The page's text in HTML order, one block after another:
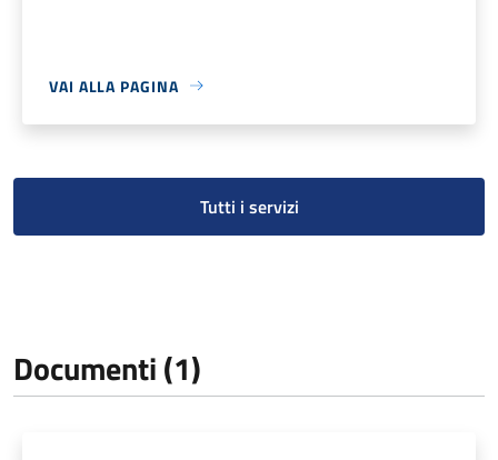
VAI ALLA PAGINA
Tutti i servizi
Documenti (1)